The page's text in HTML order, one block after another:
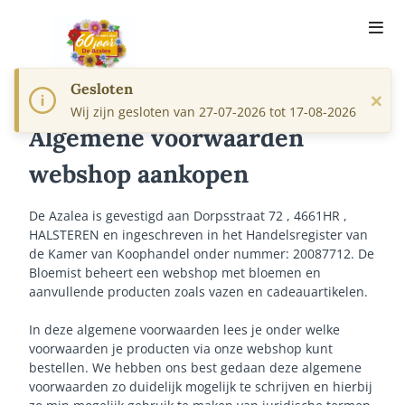
Algemene voorwaarden
webshop aankopen
De Azalea is gevestigd aan Dorpsstraat 72 , 4661HR ,
HALSTEREN en ingeschreven in het Handelsregister van
de Kamer van Koophandel onder nummer: 20087712. De
Bloemist beheert een webshop met bloemen en
aanvullende producten zoals vazen en cadeauartikelen.
In deze algemene voorwaarden lees je onder welke
voorwaarden je producten via onze webshop kunt
bestellen. We hebben ons best gedaan deze algemene
voorwaarden zo duidelijk mogelijk te schrijven en hierbij
Gesloten
Wij zijn gesloten van 27-07-2026 tot 17-08-2026 ×